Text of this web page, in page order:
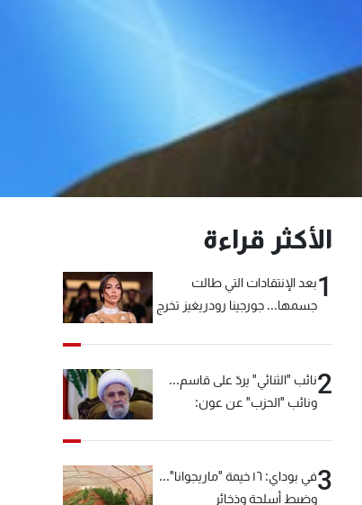
الأكثر قراءة
1بعد الإنتقادات التي طالت
جسمها... جورجينا رودريغيز تخرج
2نائب "الثنائي" يردّ على قاسم...
ونائب "الحزب" عن عون:
3
في بوداي: ١٦ خيمة "ماريجوانا"...
وضبط أسلحة وذخائر